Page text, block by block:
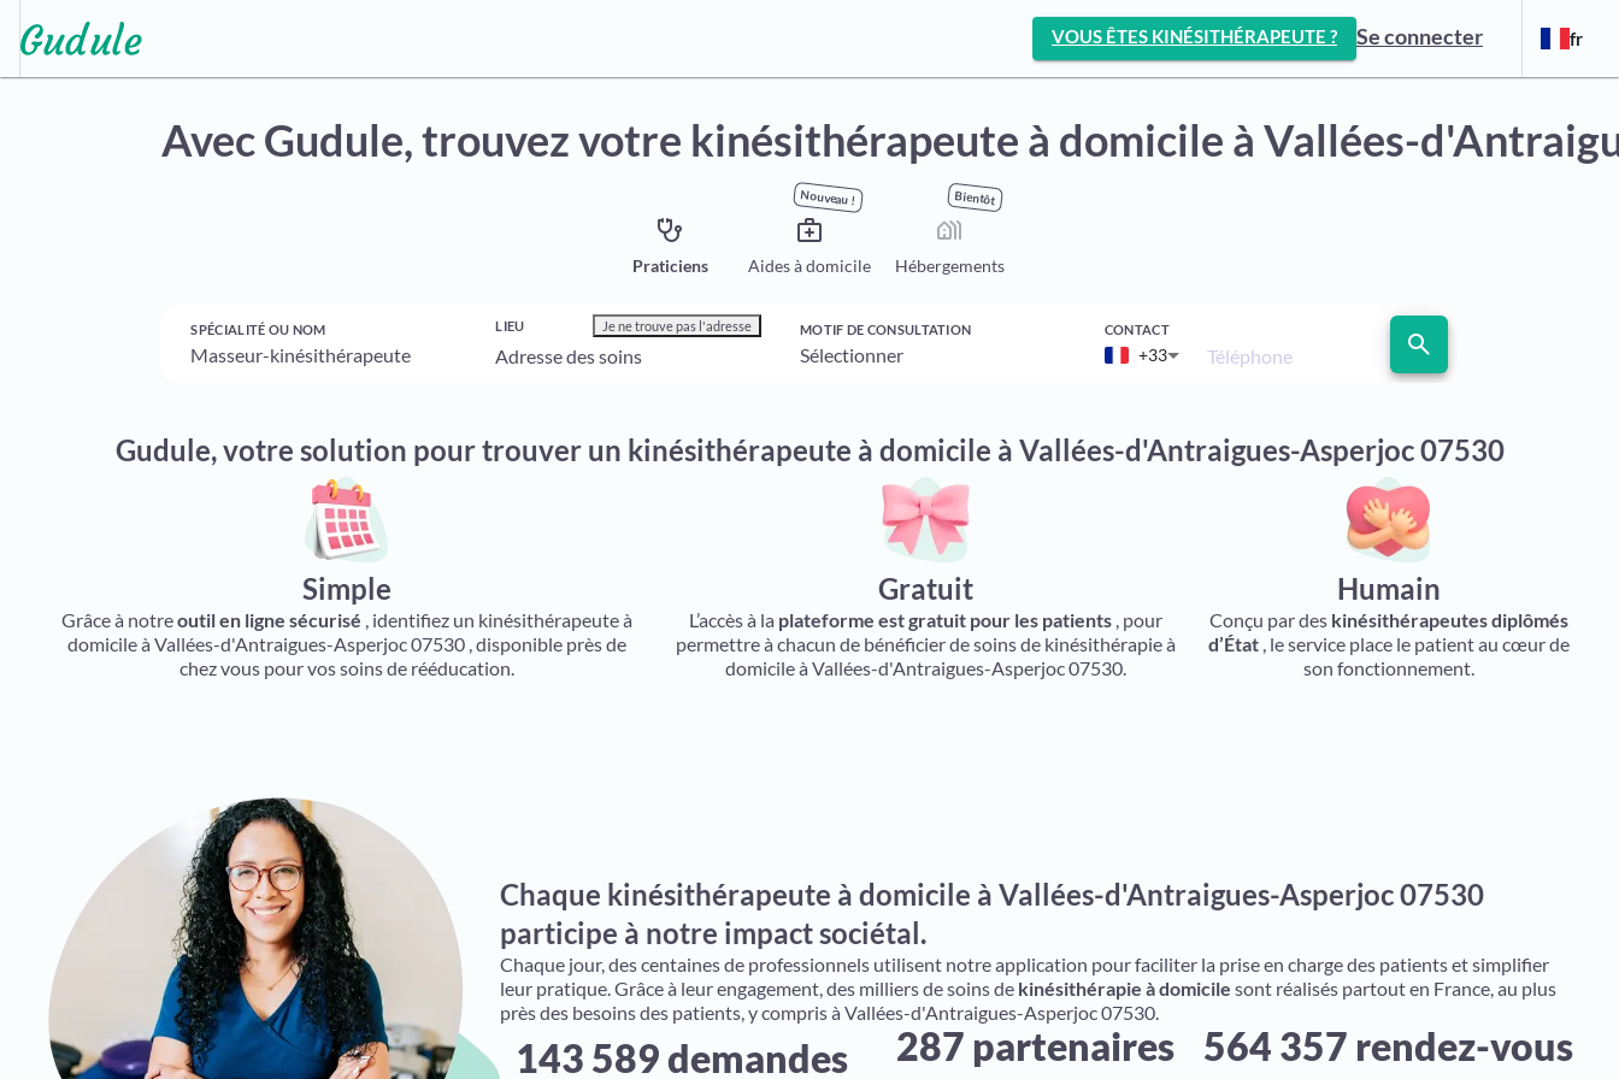
VOUS ÊTES KINÉSITHÉRAPEUTE ? Se connecter fr
Avec Gudule,trouvez votre kinésithérapeute à domicile à Vallées-
stethoscope
Praticiens
Nouveau !
medical_services
Aides à domicile
Bientôt
holiday_village
Hébergements
SPÉCIALITÉ OU NOM LIEU Je ne trouve pas l'adresse MOTIF DE CONSULTATION CONTACT
+33 Téléphone search
Gudule, votre solution pour trouver un kinésithérapeute à domicile à Vallées-d'Antraigues-Asperjoc 07530
Simple
Grâce à notreoutil en ligne sécurisé , identifiez un kinésithérapeute à
domicile à Vallées-d'Antraigues-Asperjoc 07530 , disponible près de
chez vous pour vos soins de rééducation.
Gratuit
L’accès à la plateforme est gratuit pour les patients , pour
permettre à chacun de bénéficier de soins de kinésithérapie à
domicile à Vallées-d'Antraigues-Asperjoc 07530.
Humain
Conçu par des kinésithérapeutes diplômés
d’État, le service place le patient au cœur de
son fonctionnement.
Chaque kinésithérapeute à domicile à Vallées-d'Antraigues-Asperjoc 07530
participe à notre impact sociétal.
Chaque jour, des centaines de professionnels utilisent notre application pour faciliter la prise en charge des patients et simplifier
leur pratique. Grâce à leur engagement, des milliers de soins de kinésithérapie à domicile sont réalisés partout en France, au plus
près des besoins des patients, y compris à Vallées-d'Antraigues-Asperjoc 07530.
143 589 demandes 287 partenaires 564 357 rendez-vous